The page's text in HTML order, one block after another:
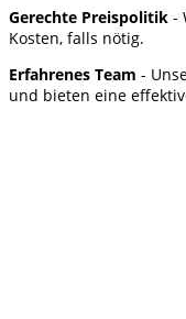
Gerechte Preispolitik -
Kosten, falls nötig.
Erfahrenes Team -
und bieten eine